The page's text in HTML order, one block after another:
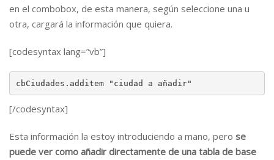
en el combobox, de esta manera, según seleccione una u
otra, cargará la información que quiera.
[codesyntax lang=”vb”]
cbCiudades.additem "ciudad a añadir"
[/codesyntax]
Esta información la estoy introduciendo a mano, pero se
puede ver como añadir directamente de una tabla de base